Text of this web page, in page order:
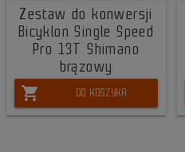
Zestaw do konwersji
Bicyklon Single Speed
Pro 13T Shimano
brązowy
shopping_cart DO KOSZYKA